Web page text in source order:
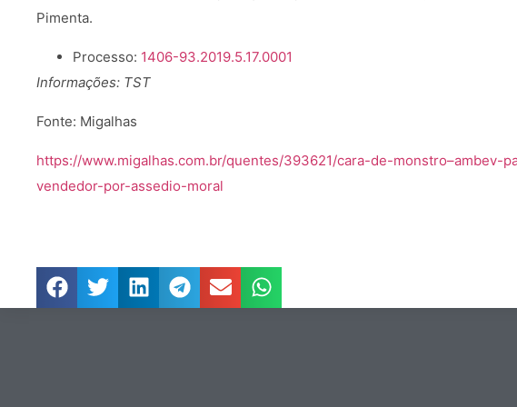
Pimenta.
Processo: 1406-93.2019.5.17.0001
Informações: TST
Fonte: Migalhas
https://www.migalhas.com.br/quentes/393621/cara-de-monstro–ambev-
vendedor-por-assedio-moral